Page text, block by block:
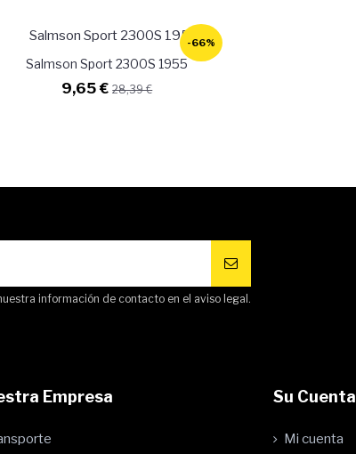
-66%
Salmson Sport 2300S 1955
9,65 €28,39 €
información de contacto en el aviso legal.
Empresa Su Cuenta
Mi cuenta